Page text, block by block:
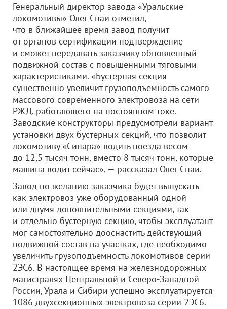
Генеральный директор завода «Уральские
локомотивы» Олег Спаи отметил,
что в ближайшее время завод получит
от органов сертификации подтверждение
и сможет передавать заказчику обновленный
подвижной состав с повышенными тяговыми
характеристиками. «Бустерная секция
существенно увеличит грузоподъемность самого
массового современного электровоза на сети
РЖД, работающего на постоянном токе.
Заводские конструкторы предусмотрели вариант
установки двух бустерных секций, что позволит
локомотиву «Синара» водить поезда весом
до 12,5 тысяч тонн, вместо 8 тысяч тонн, которые
машина водит сейчас», — рассказал Олег Спаи.
Завод по желанию заказчика будет выпускать
как электровоз уже оборудованный одной
или двумя дополнительными секциями, так
и отдельно бустерную секцию, чтобы эксплуатант
мог самостоятельно дооснастить действующий
подвижной состав на участках, где необходимо
увеличить грузоподъёмность локомотивов серии
2ЭС6. В настоящее время на железнодорожных
магистралях Центральной и Северо-Западной
России, Урала и Сибири успешно эксплуатируется
1086 двухсекционных электровоза серии 2ЭС6.